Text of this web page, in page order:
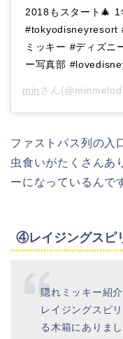
2018もスタート🎄 1
#tokyodisneyresort
ミッキー #ディズニ
ー写真部
min さん
ファストパス列の入
虫食いがたくさんあ
ーになっているんで
④レイジングスピ
隠れミッキー紹介
レイジングスピ
る木箱にありま